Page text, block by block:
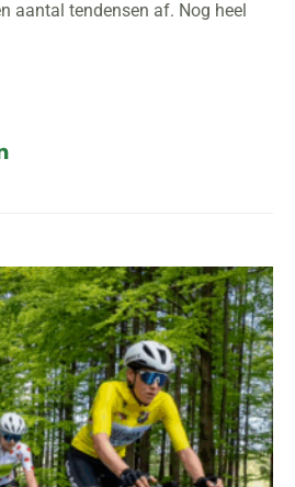
aantal tendensen af. Nog heel